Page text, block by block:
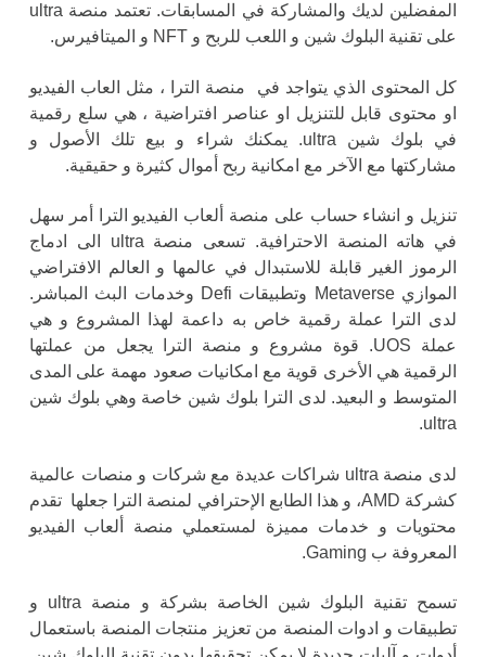
المفضلين لديك والمشاركة في المسابقات. تعتمد منصة ultra
على تقنية البلوك شين و اللعب للربح و NFT و الميتافيرس.
كل المحتوى الذي يتواجد في منصة الترا ، مثل العاب الفيديو
او محتوى قابل للتنزيل او عناصر افتراضية ، هي سلع رقمية
في بلوك شين ultra. يمكنك شراء و بيع تلك الأصول و
مشاركتها مع الآخر مع امكانية ربح أموال كثيرة و حقيقية.
تنزيل و انشاء حساب على منصة ألعاب الفيديو الترا أمر سهل
في هاته المنصة الاحترافية. تسعى منصة ultra الى ادماج
الرموز الغير قابلة للاستبدال في عالمها و العالم الافتراضي
الموازي Metaverse وتطبيقات Defi وخدمات البث المباشر.
لدى الترا عملة رقمية خاص به داعمة لهذا المشروع و هي
عملة UOS. قوة مشروع و منصة الترا يجعل من عملتها
الرقمية هي الأخرى قوية مع امكانيات صعود مهمة على المدى
المتوسط و البعيد. لدى الترا بلوك شين خاصة وهي بلوك شين
ultra.
لدى منصة ultra شراكات عديدة مع شركات و منصات عالمية
كشركة AMD، و هذا الطابع الإحترافي لمنصة الترا جعلها تقدم
محتويات و خدمات مميزة لمستعملي منصة ألعاب الفيديو
المعروفة ب Gaming.
تسمح تقنية البلوك شين الخاصة بشركة و منصة ultra و
تطبيقات و ادوات المنصة من تعزيز منتجات المنصة باستعمال